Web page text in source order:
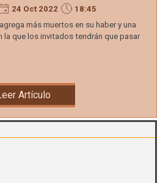
24 Oct 2022
18:45
más muertos en su haber y una
la que los invitados tendrán que pasar
Artículo